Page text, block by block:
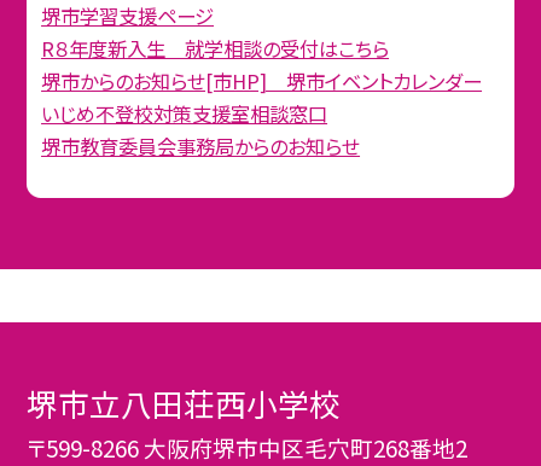
堺市学習支援ページ
R８年度新入生 就学相談の受付はこちら
堺市からのお知らせ[市HP] 堺市イベントカレンダー
いじめ不登校対策支援室相談窓口
堺市教育委員会事務局からのお知らせ
堺市立八田荘西小学校
〒599-8266 大阪府堺市中区毛穴町268番地2